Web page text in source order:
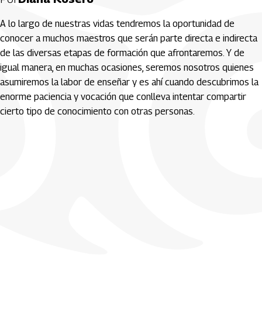
A lo largo de nuestras vidas tendremos la oportunidad de
conocer a muchos maestros que serán parte directa e indirecta
de las diversas etapas de formación que afrontaremos. Y de
igual manera, en muchas ocasiones, seremos nosotros quienes
asumiremos la labor de enseñar y es ahí cuando descubrimos la
enorme paciencia y vocación que conlleva intentar compartir
cierto tipo de conocimiento con otras personas.